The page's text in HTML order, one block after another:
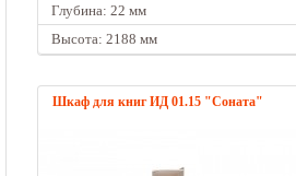
Глубина: 22 мм
Высота: 2188 мм
Шкаф для книг ИД 01.15 "Соната"